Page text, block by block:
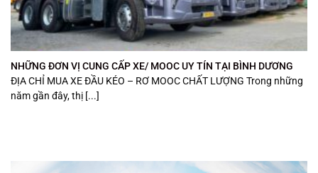
NHỮNG ĐƠN VỊ CUNG CẤP XE/ MOOC UY TÍN TẠI BÌNH DƯƠNG
ĐỊA CHỈ MUA XE ĐẦU KÉO – RƠ MOOC CHẤT LƯỢNG Trong những
năm gần đây, thị [...]